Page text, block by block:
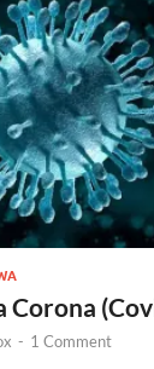
Corona
- 1 Comment